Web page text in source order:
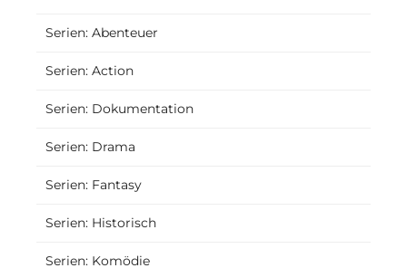
Serien: Abenteuer
Serien: Action
Serien: Dokumentation
Serien: Drama
Serien: Fantasy
Serien: Historisch
Serien: Komödie